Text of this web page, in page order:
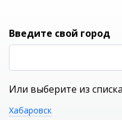
УНИВЕРСАЛЬНЫЙ
Введите свой город
Или выберите из
Хабаровск